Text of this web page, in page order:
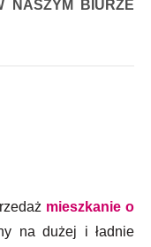
NASZYM BIURZE
mieszkanie o
na dużej i ładnie